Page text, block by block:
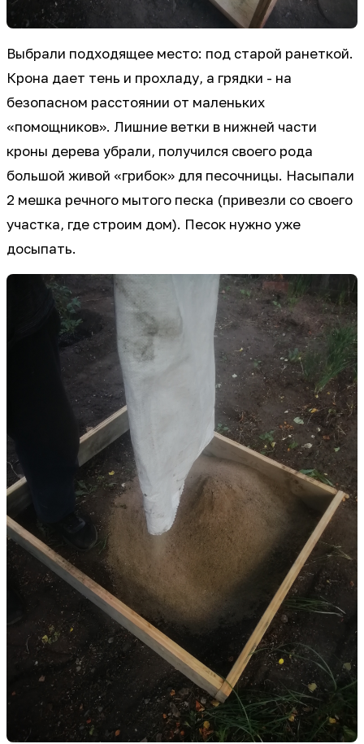
Выбрали подходящее место: под старой ранеткой.
Крона дает тень и прохладу, а грядки - на
безопасном расстоянии от маленьких
«помощников». Лишние ветки в нижней части
кроны дерева убрали, получился своего рода
большой живой «грибок» для песочницы. Насыпали
2 мешка речного мытого песка (привезли со своего
участка, где строим дом). Песок нужно уже
досыпать.